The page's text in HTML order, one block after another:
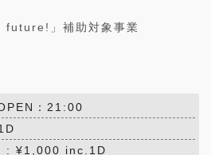
」補助対象事業
：21:00
: ¥1,000 inc.1D